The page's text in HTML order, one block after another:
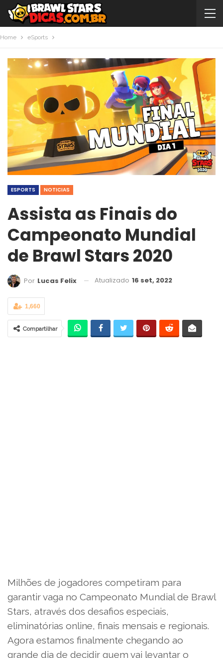
Home eSports
ESPORTS NOTICIAS
Assista as Finais do
Campeonato Mundial
de Brawl Stars 2020
Por Lucas Felix Atualizado 16 set, 2022
1,660
Compartilhar
Milhões de jogadores competiram para
garantir vaga no Campeonato Mundial de Brawl
Stars, através dos desafios especiais,
eliminatórias online, finais mensais e regionais.
Agora estamos finalmente chegando ao
grande dia de decidir quem vai levantar o